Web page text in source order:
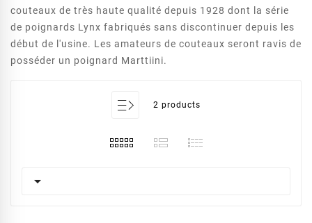
couteaux de très haute qualité depuis 1928 dont la série
de poignards Lynx fabriqués sans discontinuer depuis les
début de l'usine. Les amateurs de couteaux seront ravis de
posséder un poignard Marttiini.
2 products
